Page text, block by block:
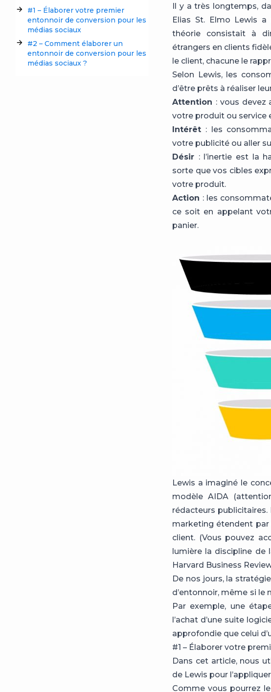
#1 – Élaborer votre premier
entonnoir de conversion pour les
médias sociaux
#2 – Comment élaborer un
entonnoir de conversion pour les
médias sociaux ?
Il y a très longtemps,
Elias St. Elmo Lewis
théorie consistait à
étrangers en clients
le client, chacune le
Selon Lewis, les
d’être prêts à réaliser
Attention : vous devez
votre produit ou service
Intérêt : les
votre publicité ou aller
Désir : l’inertie est la
sorte que vos cibles
votre produit.
Action : les
ce soit en appelant
panier.
Lewis a imaginé le
modèle AIDA
rédacteurs
marketing étendent
client. (Vous pouvez
lumière la discipline de
Harvard Business
De nos jours, la
d’entonnoir, même si le
Par exemple, une
l’achat d’une suite
approfondie que celui
#1 – Élaborer votre
Dans cet article, nous
de Lewis pour
Comme vous pourrez